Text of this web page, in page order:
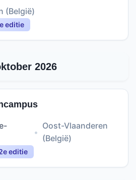
(België)
editie
2026
•
Oost-Vlaanderen
(België)
editie